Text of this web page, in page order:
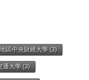
區中央財經大學(3)
通大學(3)